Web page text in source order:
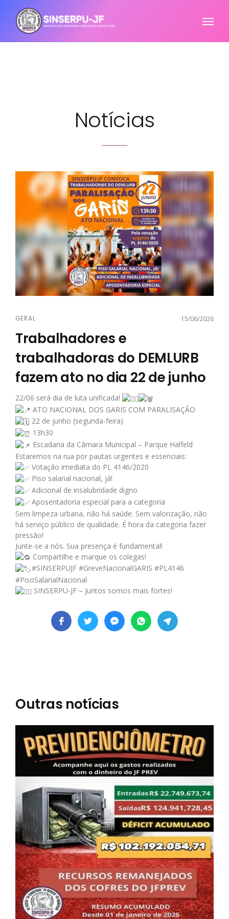
Notícias
GERAL 15/06/2026
Trabalhadores e
trabalhadoras do DEMLURB
fazem ato no dia 22 de junho
22/06 será dia de luta unificada!
ATO NACIONAL DOS GARIS COM PARALISAÇÃO
22 de junho (segunda-feira)
13h30
Escadaria da Câmara Municipal – Parque Halfeld
Estaremos na rua por pautas urgentes e essenciais:
Votação imediata do PL 4146/2020
Piso salarial nacional, já!
Adicional de insalubridade digno
Aposentadoria especial para a categoria
Sem limpeza urbana, não há saúde. Sem valorização, não
há serviço público de qualidade. É hora da categoria fazer
pressão!
Junte-se a nós. Sua presença é fundamental!
Compartilhe e marque os colegas!
#SINSERPUJF #GreveNacionalGARIS #PL4146
#PisoSalarialNacional
SINSERPU-JF – Juntos somos mais fortes!
Outras notícias